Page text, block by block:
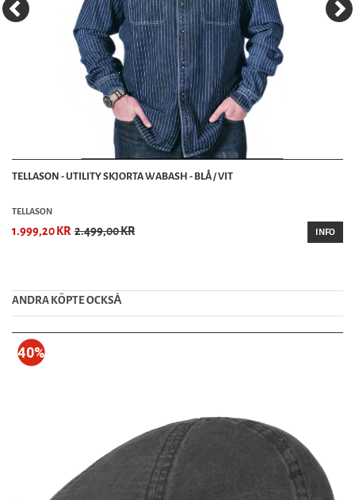
TELLASON - UTILITY SKJORTA WABASH - BLÅ / VIT
TELLASON
1.999,20 KR 2.499,00 KR INFO
ANDRA KÖPTE OCKSȦ
40%